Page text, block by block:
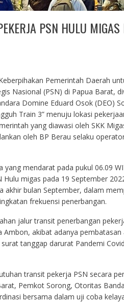
PSN HULU
Pemerintah Daerah
Nasional (PSN) di Papua Barat,
Domine Eduard Osok (DEO)
Train 3” menuju lokasi
yang diawasi oleh SKK
oleh BP Berau selaku
yang mendarat pada pukul 06.09
Hulu migas pada 19 September
akhir bulan September, dalam
frekuensi penerbangan.
jalur transit penerbangan
Ambon, akibat adanya
tanggap darurat Pandemi
transit pekerja PSN secara
Pemkot Sorong, Otoritas
bersama dalam uji coba